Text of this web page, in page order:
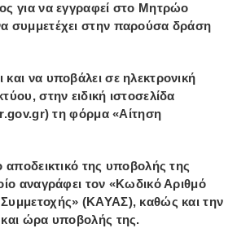
για να εγγραφεί στο Μητρώο
συμμετέχει στην παρούσα δράση
να υποβάλει σε ηλεκτρονική
στην ειδική ιστοσελίδα
τη φόρμα «Αίτηση
αποδεικτικό της υποβολής της
αναγράφει τον «Κωδικό Αριθμό
(ΚΑΥΑΣ), καθώς και την
ώρα υποβολής της.